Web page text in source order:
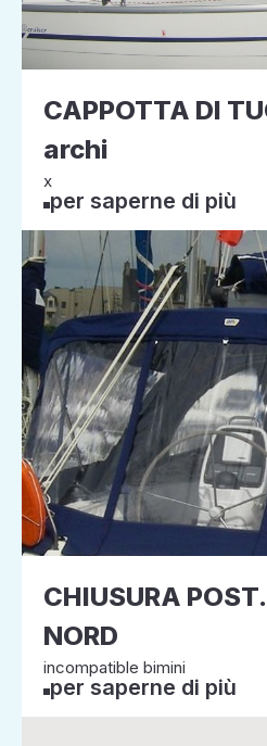
CAPPOTTA DI
archi
x
per saperne di più
CHIUSURA
NORD
incompatible bimini
per saperne di più